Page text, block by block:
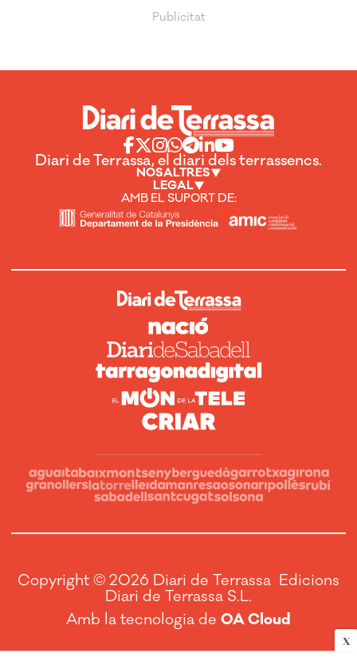
X
Diari de Terrassa, el diari dels terrassencs.
NOSALTRES
LEGAL
AMB EL SUPORT DE:
Copyright © 2026 Diari de Terrassa Edicions
Diari de Terrassa S.L.
Amb la tecnologia de OA Cloud